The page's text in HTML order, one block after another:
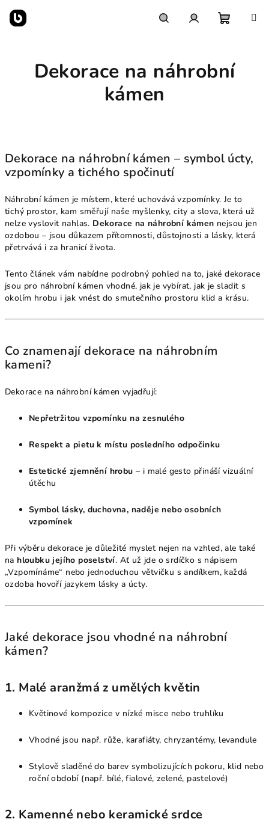
obsah
košík
Dekorace na náhrobní
kámen
Dekorace na náhrobní kámen – symbol úcty,
vzpomínky a tichého spočinutí
Náhrobní kámen je místem, které uchovává vzpomínky. Je to
tichý prostor, kam směřují naše myšlenky, city a slova, která už
nelze vyslovit nahlas. Dekorace na náhrobní kámen nejsou jen
ozdobou – jsou důkazem přítomnosti, důstojnosti a lásky, která
přetrvává i za hranicí života.
Tento článek vám nabídne podrobný pohled na to, jaké dekorace
jsou pro náhrobní kámen vhodné, jak je vybírat, jak je sladit s
okolím hrobu i jak vnést do smutečního prostoru klid a krásu.
Co znamenají dekorace na náhrobním
kameni?
Dekorace na náhrobní kámen vyjadřují:
Nepřetržitou vzpomínku na zesnulého
Respekt a pietu k místu posledního odpočinku
Estetické zjemnění hrobu – i malé gesto přináší vizuální
útěchu
Symbol lásky, duchovna, naděje nebo osobních
vzpomínek
Při výběru dekorace je důležité myslet nejen na vzhled, ale také
na hloubku jejího poselství. Ať už jde o srdíčko s nápisem
„Vzpomínáme“ nebo jednoduchou větvičku s andílkem, každá
ozdoba hovoří jazykem lásky a úcty.
Jaké dekorace jsou vhodné na náhrobní
kámen?
1. Malé aranžmá z umělých květin
Květinové kompozice v nízké misce nebo truhlíku
Vhodné jsou např. růže, karafiáty, chryzantémy, levandule
Stylově sladěné do barev symbolizujících pokoru, klid nebo
roční období (např. bílé, fialové, zelené, pastelové)
2. Kamenné nebo keramické srdce